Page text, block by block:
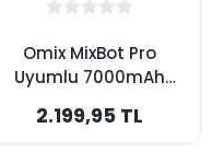
Omix MixBot Pro
Uyumlu 7000mAh
Bataryası -
Maksimum Kapasite
2.199,95 TL